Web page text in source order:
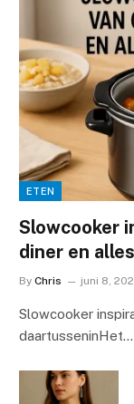
ETEN
Slowcooker
diner en
By Chris juni 8,
Slowcooker
daartusseninHet…